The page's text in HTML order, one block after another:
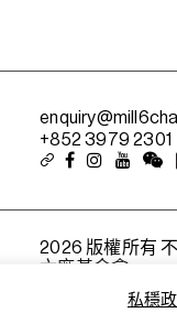
私穩
+852 3979 2301
2026 版權所有
六廠基金會